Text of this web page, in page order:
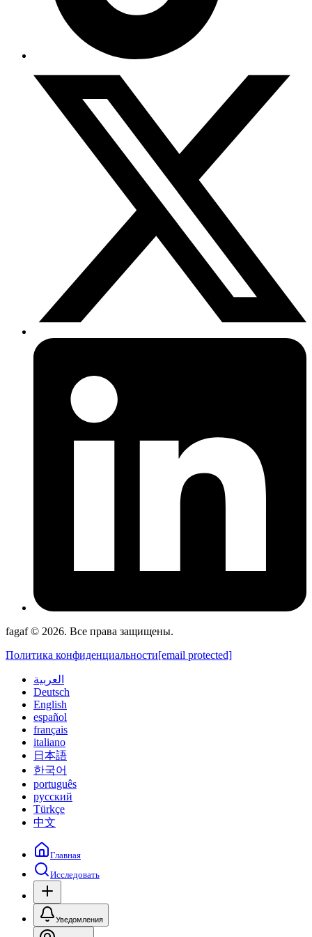
fagaf © 2026. Все права защищены.
Политика конфиденциальности[email protected]
العربية
Deutsch
English
español
français
italiano
日本語
한국어
português
русский
Türkçe
中文
Главная
Исследовать
Уведомления